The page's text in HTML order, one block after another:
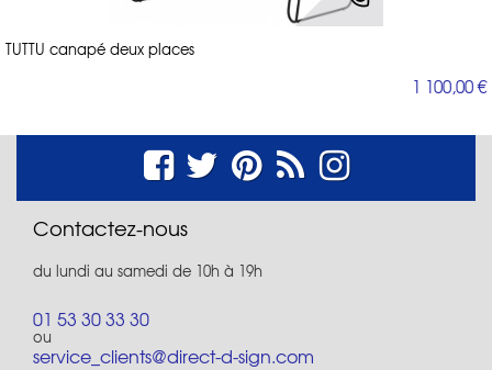
TUTTU canapé deux places
1 100,00 €
Contactez-nous
du lundi au samedi de 10h à 19h
01 53 30 33 30
ou
service_clients@direct-d-sign.com